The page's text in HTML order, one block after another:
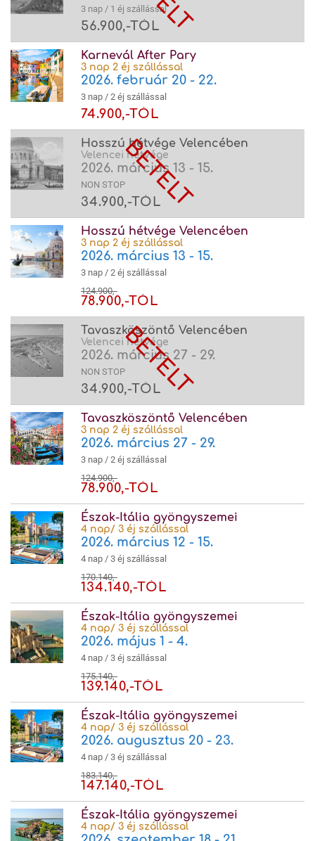
3 nap / 1 éj szállással
56.900,-TÓL
Karnevál After Pary
3 nap 2 éj szállással
2026. február 20 - 22.
3 nap / 2 éj szállással
74.900,-TÓL
Hosszú hétvége Velencében
Velencei hétvége
2026. március 13 - 15.
NON STOP
34.900,-TÓL
Hosszú hétvége Velencében
3 nap 2 éj szállással
2026. március 13 - 15.
3 nap / 2 éj szállással
124.900,-
78.900,-TÓL
Tavaszköszöntő Velencében
Velencei hétvége
2026. március 27 - 29.
NON STOP
34.900,-TÓL
Tavaszköszöntő Velencében
3 nap 2 éj szállással
2026. március 27 - 29.
3 nap / 2 éj szállással
124.900,-
78.900,-TÓL
Észak-Itália gyöngyszemei
4 nap/ 3 éj szállással
2026. március 12 - 15.
4 nap / 3 éj szállással
170.140,-
134.140,-TÓL
Észak-Itália gyöngyszemei
4 nap/ 3 éj szállással
2026. május 1 - 4.
4 nap / 3 éj szállással
175.140,-
139.140,-TÓL
Észak-Itália gyöngyszemei
4 nap/ 3 éj szállással
2026. augusztus 20 - 23.
4 nap / 3 éj szállással
183.140,-
147.140,-TÓL
Észak-Itália gyöngyszemei
4 nap/ 3 éj szállással